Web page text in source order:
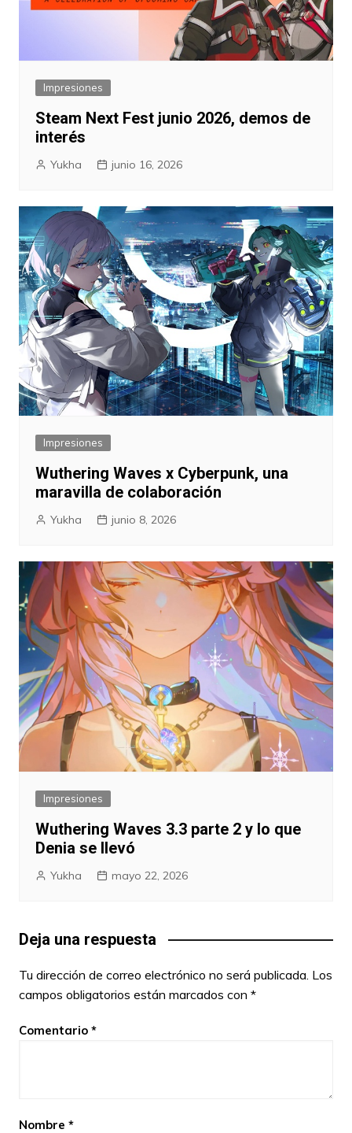
Impresiones
Steam Next Fest junio 2026, demos de
interés
Yukha junio 16, 2026
Impresiones
Wuthering Waves x Cyberpunk, una
maravilla de colaboración
Yukha junio 8, 2026
Impresiones
Wuthering Waves 3.3 parte 2 y lo que
Denia se llevó
Yukha mayo 22, 2026
Deja una respuesta
Tu dirección de correo electrónico no será publicada. Los
campos obligatorios están marcados con *
Comentario *
Nombre *